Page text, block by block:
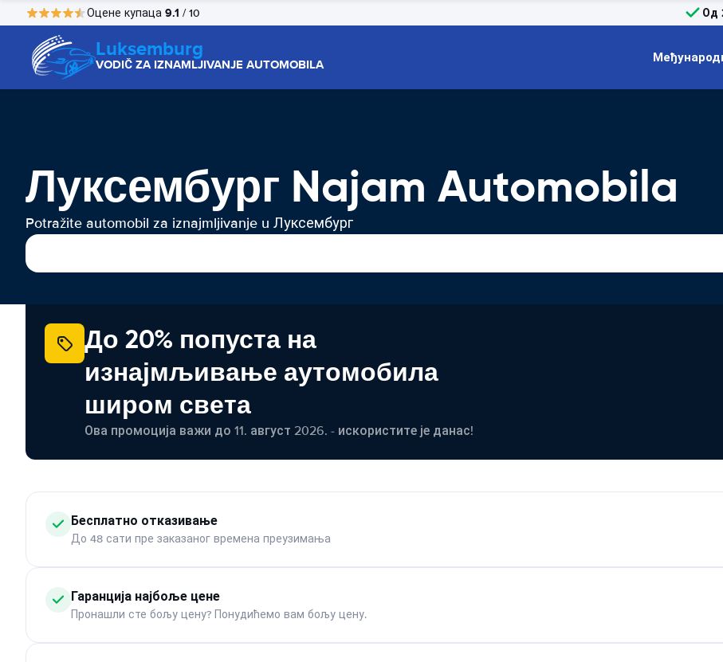
Оцене купаца 9.1 / 10 Од
Luksemburg
VODIČ ZA IZNAMLJIVANJE AUTOMOBILA
Луксембург Najam Automobila
Potražite automobil za iznajmljivanje u Луксембург
До 20% попуста на
изнајмљивање аутомобила
широм света
Ова промоција важи до 11. август 2026. - искористите је данас!
Бесплатно отказивање
До 48 сати пре заказаног времена преузимања
Гаранција најбоље цене
Пронашли сте бољу цену? Понудићемо вам бољу цену.